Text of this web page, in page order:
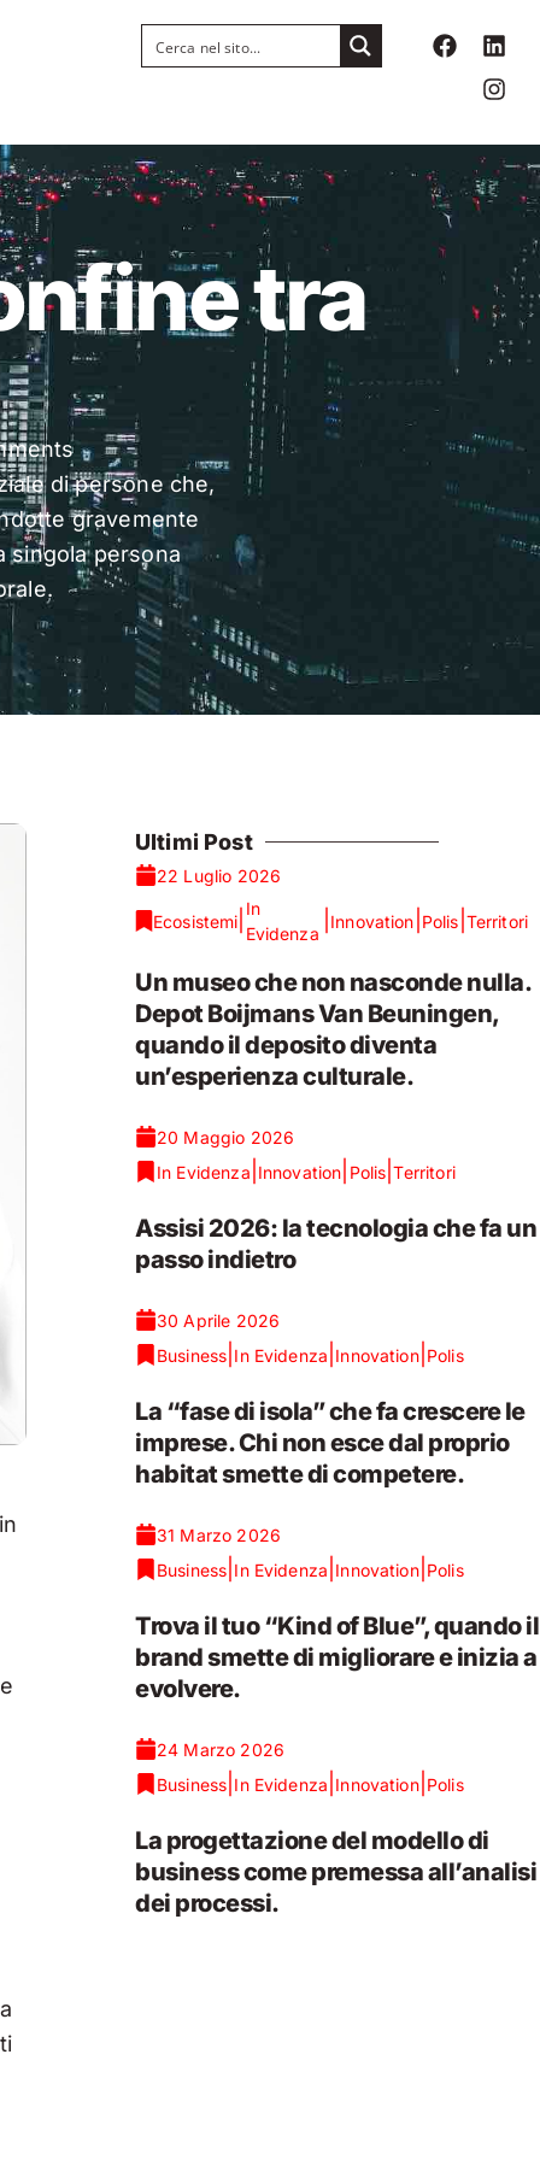
tra
di persone che,
gravemente
singola persona
Ultimi Post
22 Luglio 2026
Ecosistemi
In
Evidenza
Innovation Polis Territori
Un museo che non nasconde nulla.
Depot Boijmans Van Beuningen,
quando il deposito diventa
un’esperienza culturale.
20 Maggio 2026
In Evidenza Innovation Polis |Territori
Assisi 2026: la tecnologia che fa un
passo indietro
30 Aprile 2026
Business In Evidenza Innovation| Polis
La “fase di isola” che fa crescere le
imprese. Chi non esce dal proprio
habitat smette di competere.
31 Marzo 2026
Business In Evidenza Innovation| Polis
Trova il tuo “Kind of Blue”, quando il
brand smette di migliorare e inizia a
evolvere.
24 Marzo 2026
Business In Evidenza Innovation| Polis
La progettazione del modello di
business come premessa all’analisi
dei processi.